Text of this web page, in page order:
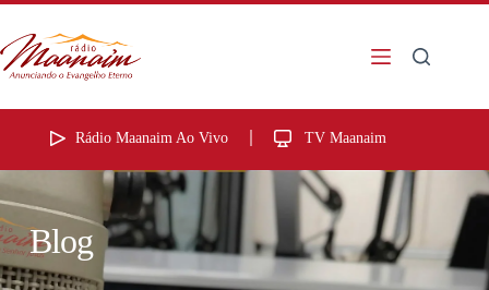
Rádio Maanaim Ao Vivo TV Maanaim
Blog